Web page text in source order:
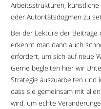
Arbeitsstrukturen, künstliche
oder Autoritätsdogmen zu
Bei der Lektüre der Beiträge
erkennt man dann auch
erfordert, um sich auf neue
Gerne begleiten hier wir
Strategie auszuarbeiten und
dass sie gemeinsam mit
wird, um echte